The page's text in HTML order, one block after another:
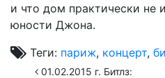
и что дом практически не
юности Джона.
Теги: париж, концерт,
01.02.2015 г. Битлз: